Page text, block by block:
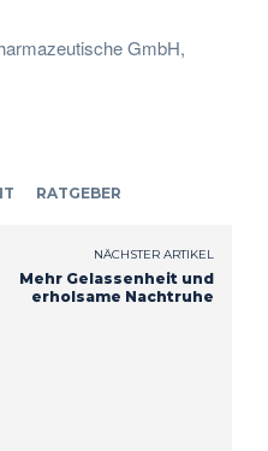
GmbH,
RATGEBER
NÄCHSTER ARTIKEL
Mehr Gelassenheit und
erholsame Nachtruhe